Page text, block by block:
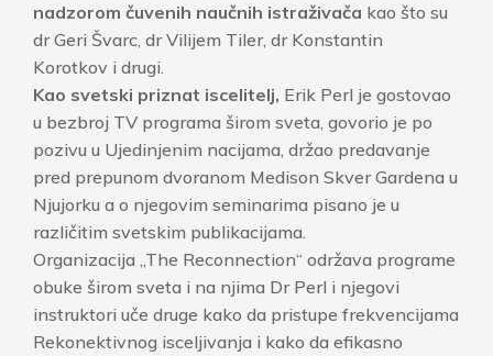
nadzorom čuvenih naučnih istraživača kao što su
dr Geri Švarc, dr Vilijem Tiler, dr Konstantin
Korotkov i drugi.
Kao svetski priznat iscelitelj, Erik Perl je gostovao
u bezbroj TV programa širom sveta, govorio je po
pozivu u Ujedinjenim nacijama, držao predavanje
pred prepunom dvoranom Medison Skver Gardena u
Njujorku a o njegovim seminarima pisano je u
različitim svetskim publikacijama.
Organizacija „The Reconnection“ održava programe
obuke širom sveta i na njima Dr Perl i njegovi
instruktori uče druge kako da pristupe frekvencijama
Rekonektivnog isceljivanja i kako da efikasno